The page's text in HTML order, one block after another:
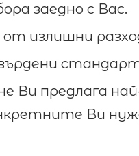
заедно с Вас.
излишни
стандарти
Ви предлага
Ви